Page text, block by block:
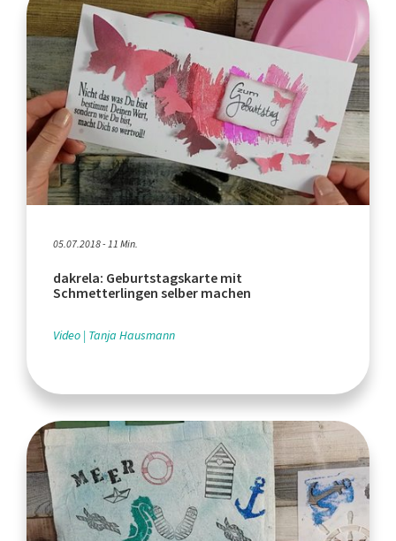
05.07.2018 - 11 Min.
dakrela: Geburtstagskarte mit
Schmetterlingen selber machen
Video Tanja Hausmann